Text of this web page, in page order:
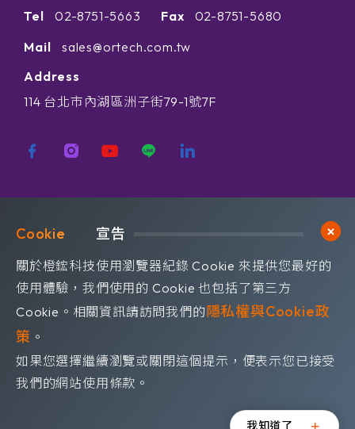
©OrangeRed Technology CO. LTD. All rights reserved.
Design byWDD. 隱私權政策
Tel 02-8751-5663 Fax
02-8751-5680
Mail
sales@ortech.com.tw
Address
114 台北市內湖區洲子街79-1號7F
宣告
關於橙鋐科技使用瀏覽器紀錄 Cookie 來提供您最好的
使用體驗，我們使用的 Cookie 也包括了第三方
Cookie。相關資訊請訪問我們的隱私權與Cookie政
策 。
如果您選擇繼續瀏覽或關閉這個提示，便表示您已接受
我們的網站使用條款。
我知道了